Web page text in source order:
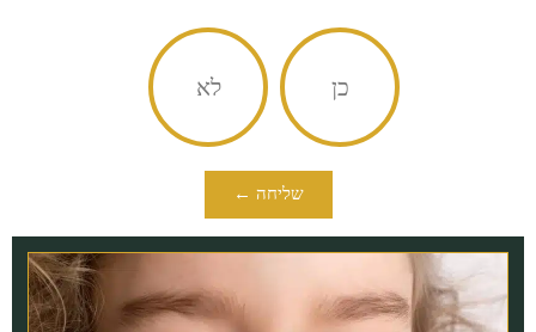
כן לא
שליחה ←